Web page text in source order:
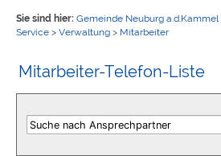
Sie sind hier: Gemeinde Neuburg a.d.Kammel
Service> Verwaltung> Mitarbeiter
Mitarbeiter-Telefon-Liste